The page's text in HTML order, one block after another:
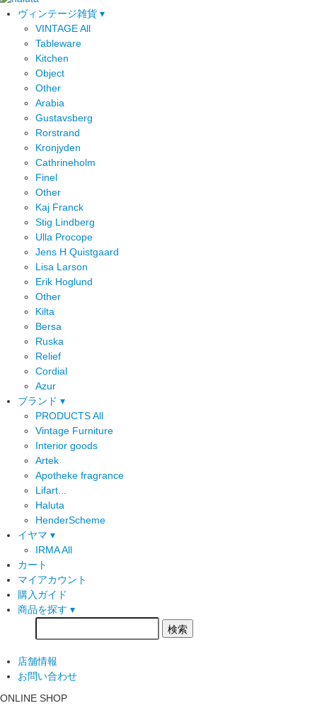
ヴィンテージ雑貨 ▾
VINTAGE All
Tableware
Kitchen
Object
Other
Arabia
Gustavsberg
Rorstrand
Kronjyden
Cathrineholm
Finel
Other
Kaj Franck
Stig Lindberg
Ulla Procope
Jens H Quistgaard
Lisa Larson
Erik Hoglund
Other
Kilta
Bersa
Ruska
Relief
Cordial
Azur
ブランド ▾
PRODUCTS All
Vintage Furniture
Interior goods
Artek
Apotheke fragrance
Lifart...
Haluta
HenderScheme
イヤマ ▾
IRMA All
カート
マイアカウント
購入ガイド
商品を探す ▾
店舗情報
お問い合わせ
ONLINE SHOP